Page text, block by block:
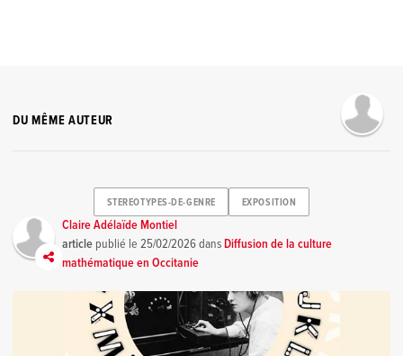
DU MÊME AUTEUR
STEREOTYPES-DE-GENRE EXPOSITION
Claire Adélaïde Montiel
article publié le25/02/2026dansDiffusion de la culture
mathématique en Occitanie